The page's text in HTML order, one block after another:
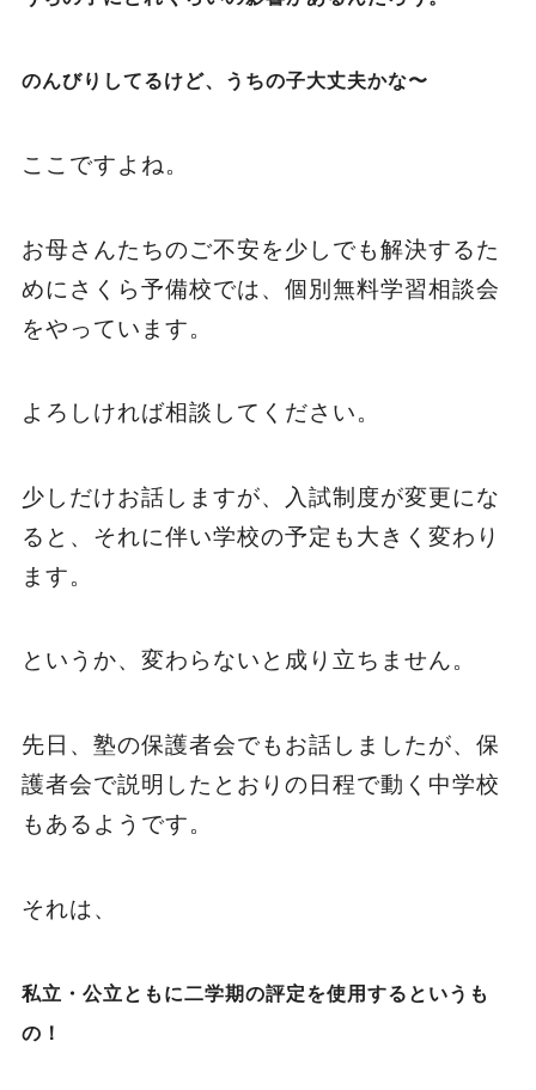
のんびりしてるけど、うちの子大丈夫かな〜
ここですよね。
お母さんたちのご不安を少しでも解決するた
めにさくら予備校では、個別無料学習相談会
をやっています。
よろしければ相談してください。
少しだけお話しますが、入試制度が変更にな
ると、それに伴い学校の予定も大きく変わり
ます。
というか、変わらないと成り立ちません。
先日、塾の保護者会でもお話しましたが、保
護者会で説明したとおりの日程で動く中学校
もあるようです。
それは、
私立・公立ともに二学期の評定を使用するというも
の！